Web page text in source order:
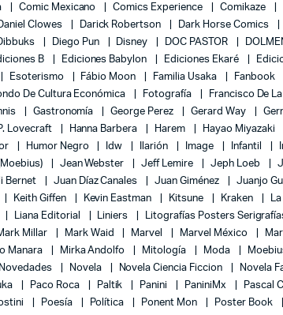
Comic Mexicano Comics Experience Comikaze
Clowes Darick Robertson Dark Horse Comics
Diego Pun Disney DOC PASTOR
B Ediciones Babylon Ediciones Ekaré
Esoterismo Fábio Moon Familia Usaka Fanbook
De Cultura Económica Fotografía Francisco De
Gastronomía George Perez Gerard Way
Lovecraft Hanna Barbera Harem Hayao Miyazaki
Humor Negro Idw Ilarión Image Infantil
Jean Webster Jeff Lemire Jeph Loeb
Bernet Juan Díaz Canales Juan Giménez Juanjo
Keith Giffen Kevin Eastman Kitsune Kraken
Liana Editorial Liniers Litografías Posters
Millar Mark Waid Marvel Marvel México
Manara Mirka Andolfo Mitología Moda
Novedades Novela Novela Ciencia Ficcion Novela
Paco Roca Paltik Panini PaniniMx Pascal
Poesía Política Ponent Mon Poster Book